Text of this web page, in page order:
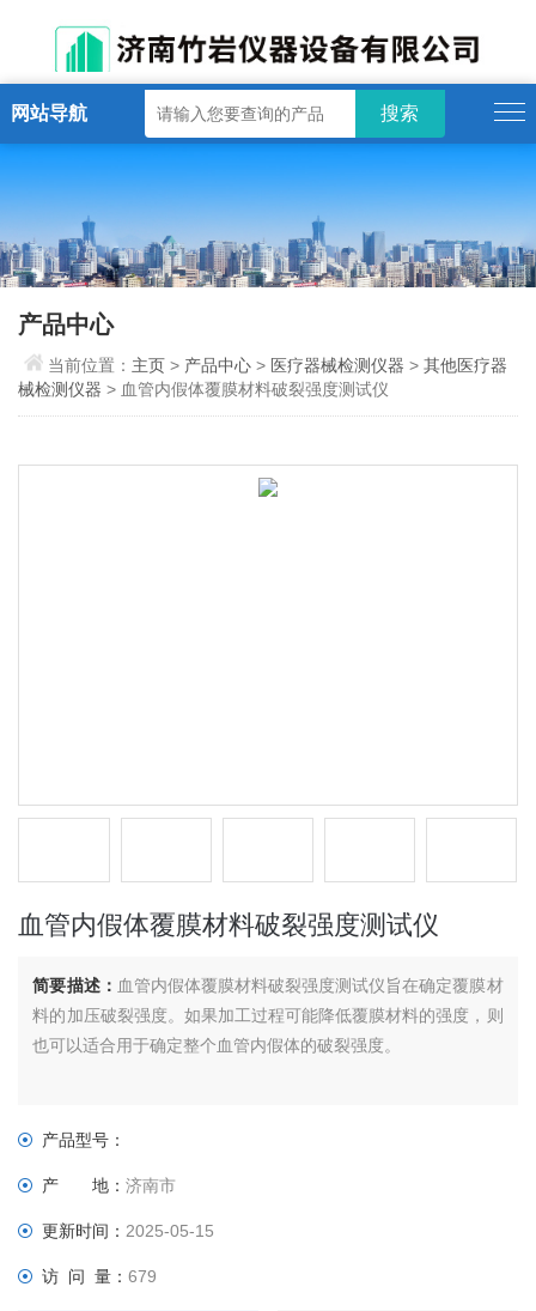
网站导航
产品中心
当前位置： 主页> 产品中心 > 医疗器械检测仪器 >其他医疗器
械检测仪器 > 血管内假体覆膜材料破裂强度测试仪
血管内假体覆膜材料破裂强度测试仪
简要描述： 血管内假体覆膜材料破裂强度测试仪旨在确定覆膜材
料的加压破裂强度。如果加工过程可能降低覆膜材料的强度，则
也可以适合用于确定整个血管内假体的破裂强度。
产品型号：
产 地：济南市
更新时间：2025-05-15
访 问 量：679